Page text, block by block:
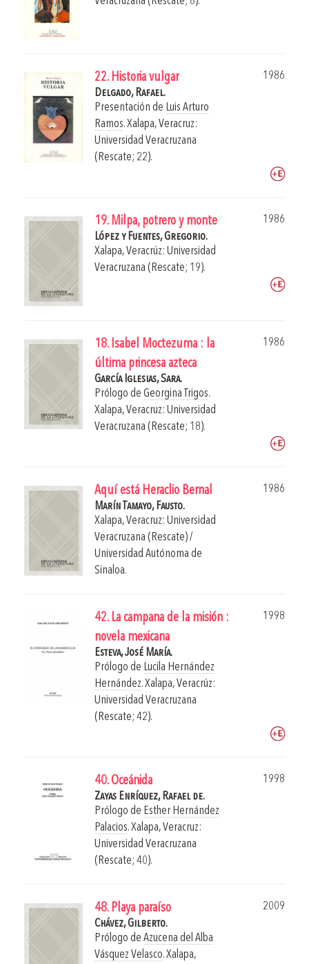
22. Historia vulgar
1986
Delgado, Rafael.
Presentación de Luis Arturo
Ramos.Xalapa, Veracruz:
Universidad Veracruzana
(Rescate; 22).
19. Milpa, potrero y monte
1986
López y Fuentes, Gregorio.
Xalapa, Veracrúz: Universidad
Veracruzana (Rescate; 19).
18. Isabel Moctezuma : la
última princesa azteca
1986
García Iglesias, Sara.
Prólogo de Georgina Trigos.
Xalapa, Veracruz: Universidad
Veracruzana (Rescate; 18).
Aquí está Heraclio Bernal
1986
Marín Tamayo, Fausto.
Xalapa, Veracruz: Universidad
Veracruzana (Rescate) /
Universidad Autónoma de
Sinaloa.
42. La campana de la misión :
novela mexicana
1998
Esteva, José María.
Prólogo de Lucila Hernández
Hernández.Xalapa, Veracrúz:
Universidad Veracruzana
(Rescate; 42).
40. Oceánida
1998
Zayas Enríquez, Rafael de.
Prólogo de Esther Hernández
Palacios.Xalapa, Veracruz:
Universidad Veracruzana
(Rescate; 40).
48. Playa paraíso
2009
Chávez, Gilberto.
Prólogo de Azucena del Alba
Vásquez Velasco.Xalapa,